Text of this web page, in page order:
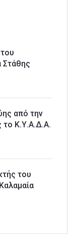
από την
το Κ.Υ.Α.Δ.Α.
του